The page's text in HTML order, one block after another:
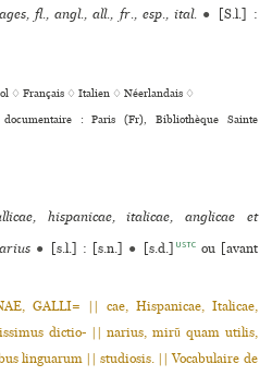
fl., angl., all., fr., esp., ital. ●
[S.l.] :
♢Français ♢Italien ♢Néerlandais ♢
: Paris (Fr), Bibliothèque Sainte
hispanicae, italicae, anglicae et
● [s.l.] : [s.n.] ● [s.d.] USTC ou [avant
GALLI= || cae, Hispanicae, Italicae,
dictio- || narius, mirũ quam utilis,
linguarum || studiosis. || Vocabulaire de